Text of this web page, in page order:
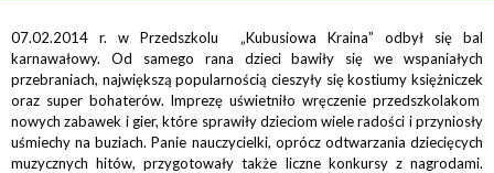
07.02.2014 r. w Przedszkolu „Kubusiowa Kraina” odbył się bal
karnawałowy. Od samego rana dzieci bawiły się we wspaniałych
przebraniach, największą popularnością cieszyły się kostiumy księżniczek
oraz super bohaterów. Imprezę uświetniło wręczenie przedszkolakom
nowych zabawek i gier, które sprawiły dzieciom wiele radości i przyniosły
uśmiechy na buziach. Panie nauczycielki, oprócz odtwarzania dziecięcych
muzycznych hitów, przygotowały także liczne konkursy z nagrodami.